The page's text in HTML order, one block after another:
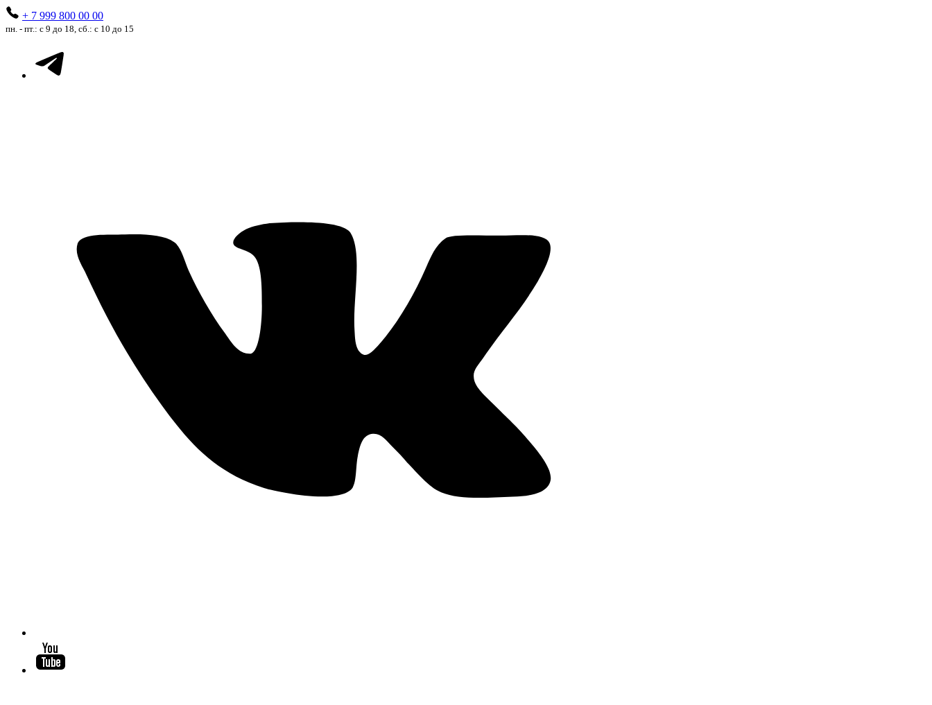
+ 7 999 800 00 00
пн. - пт.: с 9 до 18, сб.: с 10 до 15